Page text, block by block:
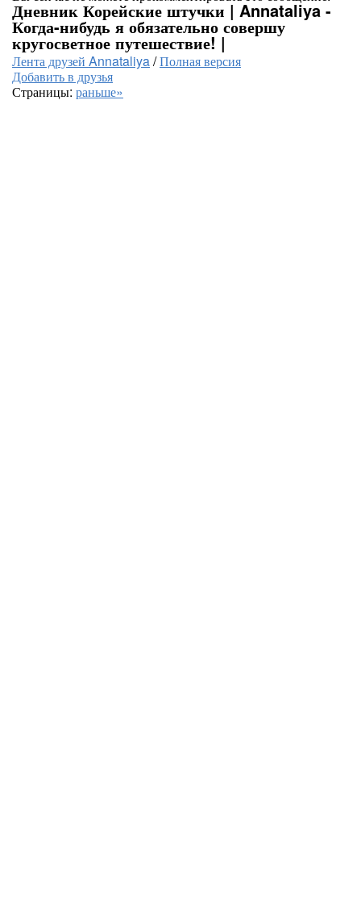
Дневник Корейские штучки | Annataliya -
Когда-нибудь я обязательно совершу
кругосветное путешествие! |
Лента друзей Annataliya/Полная версия
Добавить в друзья
Страницы: раньше»